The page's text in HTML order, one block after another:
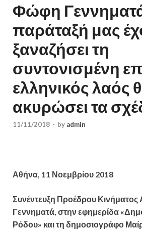
Φώφη
παράταξή μας
ξαναζήσει τη
συντονισμένη
ελληνικός λαός
ακυρώσει τα
11/11/2018 - by admin
Αθήνα, 11 Νοεμβρίου 2018
Συνέντευξη Προέδρου
Γεννηματά, στην εφημερίδα
Ρόδου» και τη δημοσιογράφο